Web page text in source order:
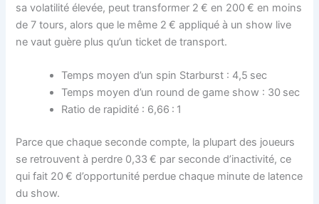
sa volatilité élevée, peut transformer 2 € en 200 € en moins
de 7 tours, alors que le même 2 € appliqué à un show live
ne vaut guère plus qu’un ticket de transport.
Temps moyen d’un spin Starburst : 4,5 sec
Temps moyen d’un round de game show : 30 sec
Ratio de rapidité : 6,66 : 1
Parce que chaque seconde compte, la plupart des joueurs
se retrouvent à perdre 0,33 € par seconde d’inactivité, ce
qui fait 20 € d’opportunité perdue chaque minute de latence
du show.